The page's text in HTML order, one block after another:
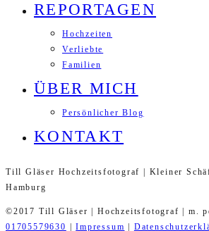
REPORTAGEN
Hochzeiten
Verliebte
Familien
ÜBER MICH
Persönlicher Blog
KONTAKT
Till Gläser Hochzeitsfotograf | Kleiner
Hamburg
©2017 Till Gläser | Hochzeitsfotograf | m.
01705579630
|Impressum